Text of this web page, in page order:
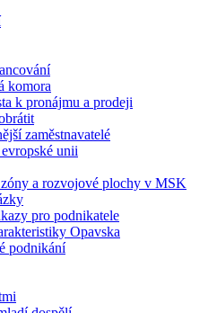
komora
k pronájmu a prodeji
zaměstnavatelé
unii
a rozvojové plochy v MSK
pro podnikatele
Opavska
podnikání